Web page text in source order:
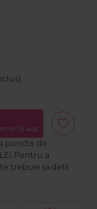
12 aug.
puncte de
LEI Pentru a
trebuie sa detii